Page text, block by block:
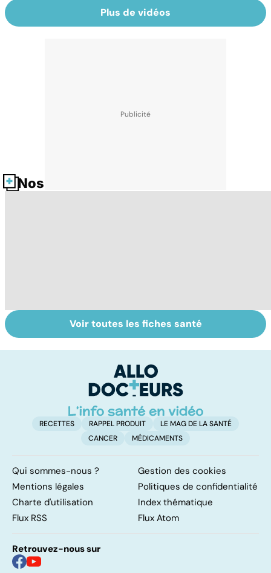
Plus de vidéos
Nos fiches santé
Le TDAH, un
trouble de
hyperactivité
Accident
vasculaire
également
touché
Voir toutes les fiches santé
RECETTES RAPPEL PRODUIT
LE MAG DE LA SANTÉ
CANCER
MÉDICAMENTS
Qui sommes-nous ?
Gestion des cookies
Mentions légales
Politiques de confidentialité
Charte d'utilisation
Index thématique
Flux RSS
Flux Atom
Retrouvez-nous sur